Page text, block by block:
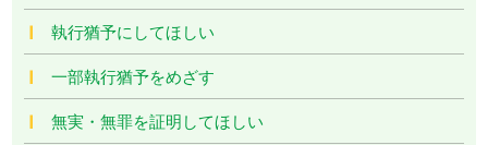
執行猶予にしてほしい
一部執行猶予をめざす
無実・無罪を証明してほしい